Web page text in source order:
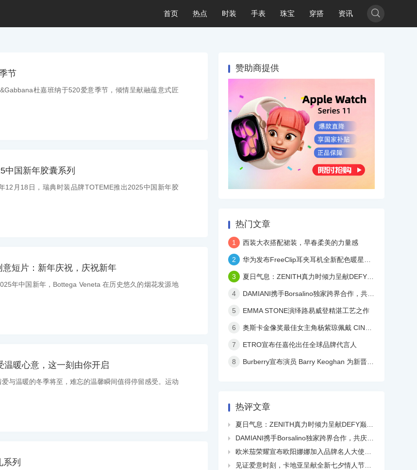
首页 热点 时装 手表 珠宝 穿搭 资讯 
节
杜嘉班纳于520爱意季节，倾情呈献融蕴意式匠
中国新年胶囊系列
12月18日，瑞典时装品牌TOTEME推出2025中国新年胶
短片：新年庆祝，庆祝新年
年中国新年，Bottega Veneta 在历史悠久的烟花发源地
温暖心意，这一刻由你开启
与温暖的冬季将至，难忘的温馨瞬间值得停留感受。运动
列
赞助商提供
热门文章
1 西装大衣搭配裙装，早春柔美的力量感
2 华为发布FreeClip耳夹耳机全新配色暖星云，再度引领时尚潮流！
3 夏日气息：ZENITH真力时倾力呈献DEFY巅峰系列镂空天际腕表白色陶瓷款
4 DAMIANI携手Borsalino独家跨界合作，共庆品牌百年华诞
5 EMMA STONE演绎路易威登精湛工艺之作
6 奥斯卡金像奖最佳女主角杨紫琼佩戴 CINDY CHAO 艺术珠宝亮相颁奖典礼
7 ETRO宣布任嘉伦出任全球品牌代言人
8 Burberry宣布演员 Barry Keoghan 为新晋品牌大使
热评文章

夏日气息：ZENITH真力时倾力呈献DEFY巅峰系列镂空天际腕表白色陶瓷款

DAMIANI携手Borsalino独家跨界合作，共庆品牌百年华诞

欧米茄荣耀宣布欧阳娜娜加入品牌名人大使大家庭

见证爱意时刻，卡地亚呈献全新七夕情人节短片